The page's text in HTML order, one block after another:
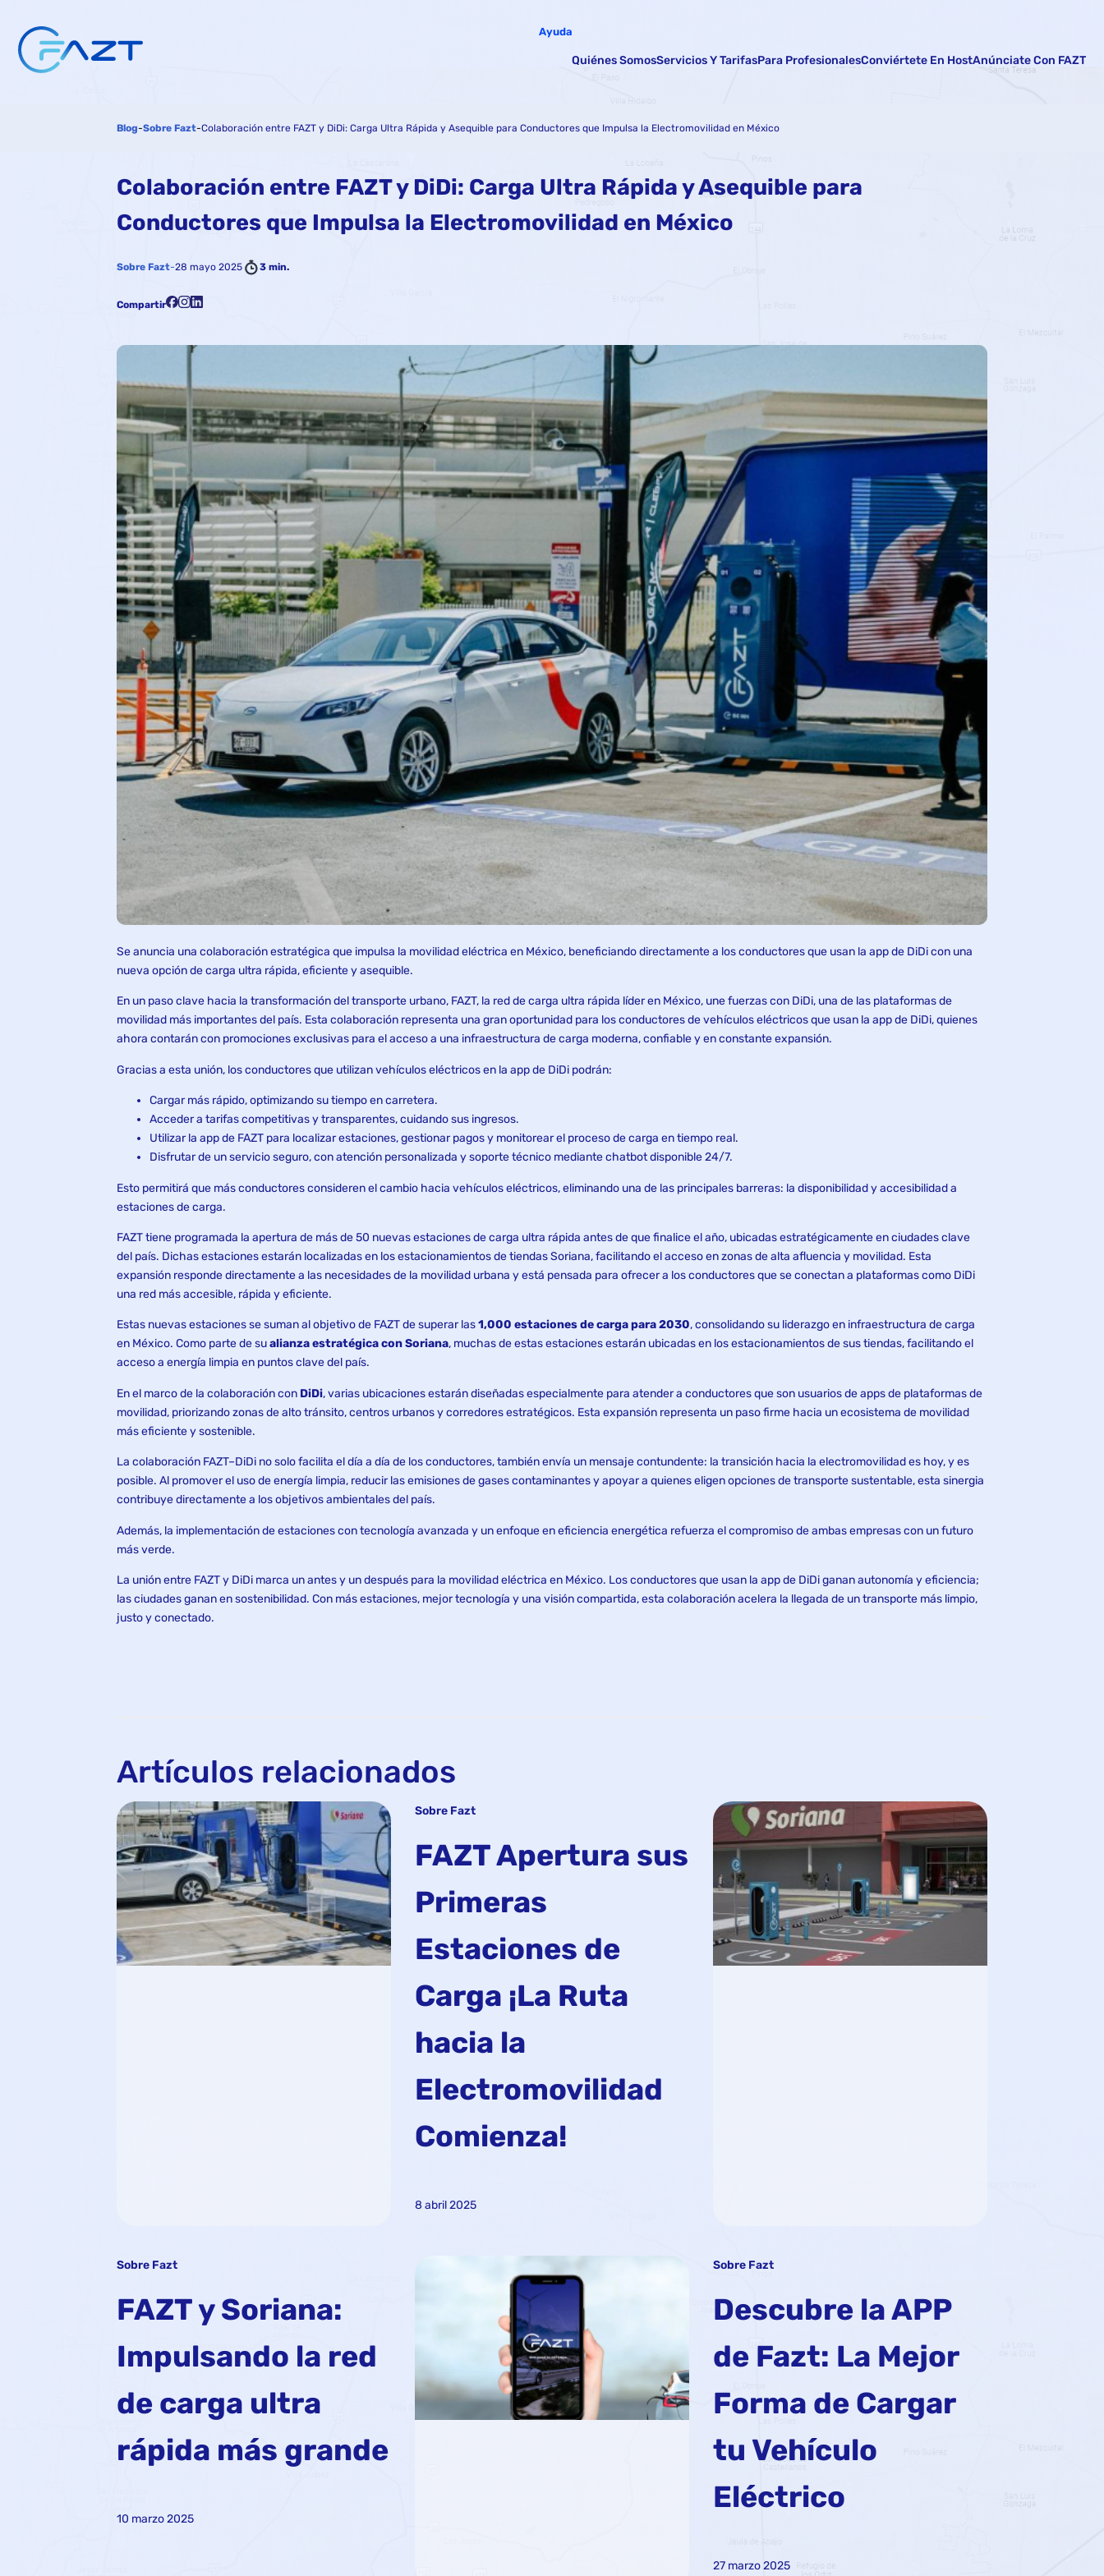
Ayuda
Quiénes SomosServicios Y TarifasPara ProfesionalesConviértete En HostAnúnciate Con FAZT
Blog-Sobre Fazt-Colaboración entre FAZT y DiDi: Carga Ultra Rápida y Asequible para Conductores que Impulsa la Electromovilidad en México
Colaboración entre FAZT y DiDi: Carga Ultra Rápida y Asequible para
Conductores que Impulsa la Electromovilidad en México
Sobre Fazt-28 mayo 2025 3 min.
Compartir
Se anuncia una colaboración estratégica que impulsa la movilidad eléctrica en México, beneficiando directamente a los conductores que usan la app de DiDi con una
nueva opción de carga ultra rápida, eficiente y asequible.
En un paso clave hacia la transformación del transporte urbano, FAZT, la red de carga ultra rápida líder en México, une fuerzas con DiDi, una de las plataformas de
movilidad más importantes del país. Esta colaboración representa una gran oportunidad para los conductores de vehículos eléctricos que usan la app de DiDi, quienes
ahora contarán con promociones exclusivas para el acceso a una infraestructura de carga moderna, confiable y en constante expansión.
Gracias a esta unión, los conductores que utilizan vehículos eléctricos en la app de DiDi podrán:
Cargar más rápido, optimizando su tiempo en carretera.
Acceder a tarifas competitivas y transparentes, cuidando sus ingresos.
Utilizar la app de FAZT para localizar estaciones, gestionar pagos y monitorear el proceso de carga en tiempo real.
Disfrutar de un servicio seguro, con atención personalizada y soporte técnico mediante chatbot disponible 24/7.
Esto permitirá que más conductores consideren el cambio hacia vehículos eléctricos, eliminando una de las principales barreras: la disponibilidad y accesibilidad a
estaciones de carga.
FAZT tiene programada la apertura de más de 50 nuevas estaciones de carga ultra rápida antes de que finalice el año, ubicadas estratégicamente en ciudades clave
del país. Dichas estaciones estarán localizadas en los estacionamientos de tiendas Soriana, facilitando el acceso en zonas de alta afluencia y movilidad. Esta
expansión responde directamente a las necesidades de la movilidad urbana y está pensada para ofrecer a los conductores que se conectan a plataformas como DiDi
una red más accesible, rápida y eficiente.
Estas nuevas estaciones se suman al objetivo de FAZT de superar las1,000 estaciones de carga para 2030, consolidando su liderazgo en infraestructura de carga
en México. Como parte de sualianza estratégica con Soriana, muchas de estas estaciones estarán ubicadas en los estacionamientos de sus tiendas, facilitando el
acceso a energía limpia en puntos clave del país.
En el marco de la colaboración con DiDi, varias ubicaciones estarán diseñadas especialmente para atender a conductores que son usuarios de apps de plataformas de
movilidad, priorizando zonas de alto tránsito, centros urbanos y corredores estratégicos. Esta expansión representa un paso firme hacia un ecosistema de movilidad
más eficiente y sostenible.
La colaboración FAZT–DiDi no solo facilita el día a día de los conductores, también envía un mensaje contundente: la transición hacia la electromovilidad es hoy, y es
posible. Al promover el uso de energía limpia, reducir las emisiones de gases contaminantes y apoyar a quienes eligen opciones de transporte sustentable, esta sinergia
contribuye directamente a los objetivos ambientales del país.
Además, la implementación de estaciones con tecnología avanzada y un enfoque en eficiencia energética refuerza el compromiso de ambas empresas con un futuro
más verde.
La unión entre FAZT y DiDi marca un antes y un después para la movilidad eléctrica en México. Los conductores que usan la app de DiDi ganan autonomía y eficiencia;
las ciudades ganan en sostenibilidad. Con más estaciones, mejor tecnología y una visión compartida, esta colaboración acelera la llegada de un transporte más limpio,
justo y conectado.
Artículos relacionados
Sobre Fazt
FAZT Apertura sus
Primeras
Estaciones de
Carga ¡La Ruta
hacia la
Electromovilidad
Comienza!
8 abril 2025
Sobre Fazt
FAZT y Soriana:
Impulsando la red
de carga ultra
rápida más grande
10 marzo 2025
Sobre Fazt
Descubre la APP
de Fazt: La Mejor
Forma de Cargar
tu Vehículo
Eléctrico
27 marzo 2025